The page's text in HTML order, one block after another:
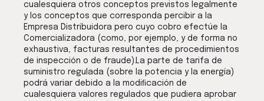
cualesquiera otros conceptos previstos legalmente
y los conceptos que corresponda percibir a la
Empresa Distribuidora pero cuyo cobro efectúe la
Comercializadora (como, por ejemplo, y de forma no
exhaustiva, facturas resultantes de procedimientos
de inspección o de fraude).La parte de tarifa de
suministro regulada (sobre la potencia y la energía)
podrá variar debido a la modiﬁcación de
cualesquiera valores regulados que pudiera aprobar